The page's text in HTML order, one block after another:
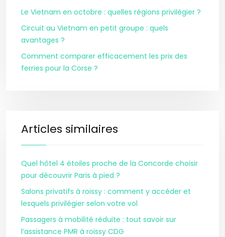
Le Vietnam en octobre : quelles régions privilégier ?
Circuit au Vietnam en petit groupe : quels
avantages ?
Comment comparer efficacement les prix des
ferries pour la Corse ?
Articles similaires
Quel hôtel 4 étoiles proche de la Concorde choisir
pour découvrir Paris à pied ?
Salons privatifs à roissy : comment y accéder et
lesquels privilégier selon votre vol
Passagers à mobilité réduite : tout savoir sur
l’assistance PMR à roissy CDG